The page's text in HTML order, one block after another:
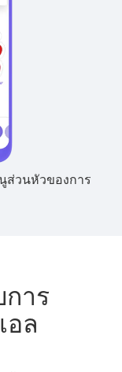
นูส่วนหัวของการ
าร
อล